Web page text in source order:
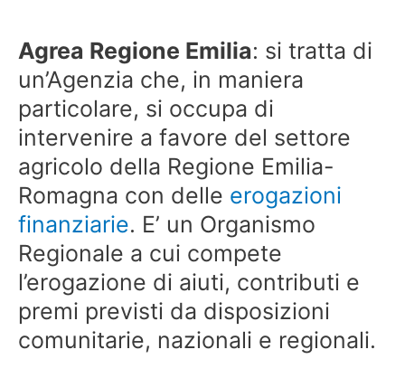
Agrea Regione Emilia: si tratta di
un’Agenzia che, in maniera
particolare, si occupa di
intervenire a favore del settore
agricolo della Regione Emilia-
Romagna con delle erogazioni
finanziarie. E’ un Organismo
Regionale a cui compete
l’erogazione di aiuti, contributi e
premi previsti da disposizioni
comunitarie, nazionali e regionali.